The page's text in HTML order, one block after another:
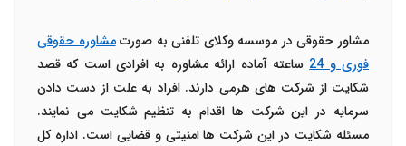
مشاور حقوقی در موسسه وکلای تلفنی به صورتمشاوره حقوقی
فوری و 24
ساعته آماده ارائه مشاوره به افرادی است که قصد
شکایت از شرکت های هرمی دارند. افراد به علت از دست دادن
سرمایه در این شرکت ها اقدام به تنظیم شکایت می نمایند.
مسئله شکایت در این شرکت ها امنیتی و قضایی است. اداره کل